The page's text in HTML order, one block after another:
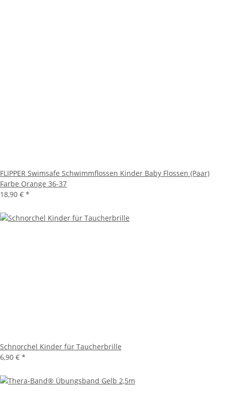
FLIPPER Swimsafe Schwimmflossen Kinder Baby Flossen (Paar)
Farbe Orange 36-37
18,90 € *
Schnorchel Kinder für Taucherbrille
6,90 € *